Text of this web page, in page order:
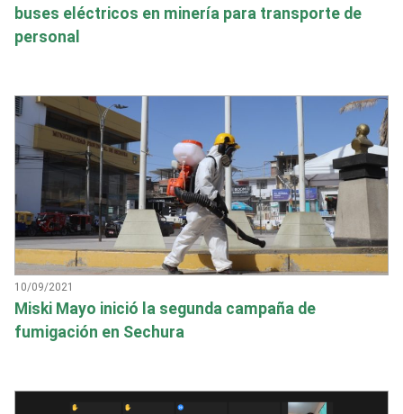
buses eléctricos en minería para transporte de
personal
10/09/2021
Miski Mayo inició la segunda campaña de
fumigación en Sechura